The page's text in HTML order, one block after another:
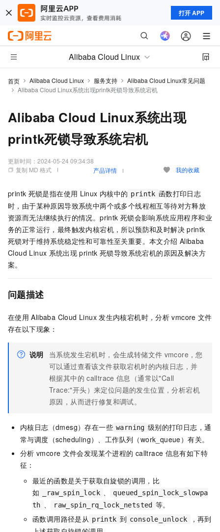
打开 APP
Alibaba Cloud Linux
首页 Alibaba Cloud Linux 服务支持
Alibaba Cloud Linux常见问题
Alibaba Cloud Linux系统出现printk死锁导致系统宕机
Alibaba Cloud Linux系统出现
printk死锁导致系统宕机
更新时间： 2024-05-24 09:34:38
复制 MD 格式
产品详情 我的收藏
printk 死锁是指在使用 Linux 内核中的 printk 函数打印日志
时，由于某种原因导致系统中两个或多个线程相互等待对方释放
资源而无法继续执行的情况。printk 死锁会影响系统应用程序和业
务的正常运行，最终触发内核宕机，所以预防和及时解决 printk
死锁对于维持系统稳定性和可靠性至关重要。本文介绍 Alibaba
Cloud Linux 系统出现 printk 死锁导致系统宕机的原因及解决方
案。
问题描述
在使用 Alibaba Cloud Linux 发生内核宕机时，分析 vmcore 文件
存在以下现象：
说明 当系统发生宕机时，会生成转储文件 vmcore，您
可以通过查看该文件获取宕机时的内核日志，并
根据其中的 calltrace 信息（通常以"Call
Trace:"开头）来定位问题的发生位置，分析宕机
原因，从而进行修复和调试。
内核日志（dmesg）存在一些 warning 级别的打印日志，通
常与调度（scheduling）、工作队列（work_queue）有关。
分析 vmcore 文件会发现某个进程的 calltrace 信息有如下特
征：
最近的函数是关于获取自旋锁的调用，比
如
_raw_spin_lock 、
queued_spin_lock_slowpa
th 、 raw_spin_rq_lock_netsted 等。
函数调用路径是从 printk 到 console_unlock
，再到